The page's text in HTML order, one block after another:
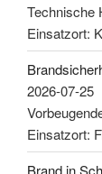
Technische
Einsatzort:
2026-07-25
Einsatzort:
Brand in